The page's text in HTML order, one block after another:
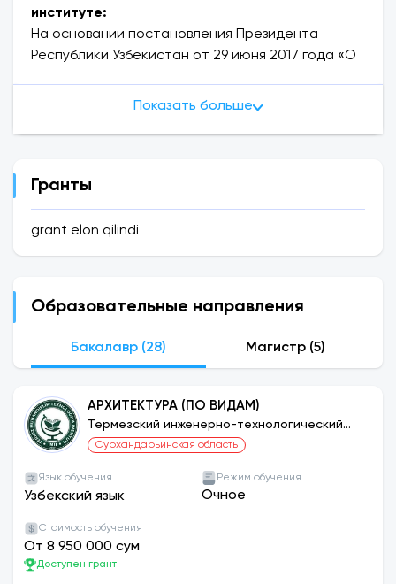
институте:
На основании постановления Президента
Республики Узбекистан от 29 июня 2017 года «О
Термезского филиала Ташкентского
технический университет имени Ислама
Республики Узбекистан от 3 декабря 2021 года
Термезский инженерно-технологический
студенты имеют возможность пользоваться
государственного горного института и
Термезского государственного университета.
График работы АРМ с 8:00 до 22:00.
Квоты приема в бакалавриат и количество
грантов и контрактов!
Прием заявок будет проходить с 20 июня по 20
июля!
Показать больше
Гранты
grant elon qilindi
Образовательные направления
Бакалавр (28) Магистр (5)
АРХИТЕКТУРА (ПО ВИДАМ)
Термезский инженерно-технологический
институт
Сурхандарьинская область
Язык обучения
Узбекский язык
Режим обучения
Очное
Стоимость обучения
От 8 950 000 сум
Доступен грант